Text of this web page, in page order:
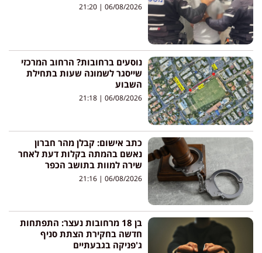
06/08/2026
נוסעים ברחובות? הרחוב המרכזי
שייסגר לשמונה שעות בתחילת
השבוע
06/08/2026
כתב אישום: קבלן מהר חברון
נאשם בהמתה בקלות דעת לאחר
שירה למוות בתושב הכפר
06/08/2026
בן 18 מרחובות נעצר: התפתחות
חדשה בחקירת הצתת סניף
ג'פניקה בגבעתיים